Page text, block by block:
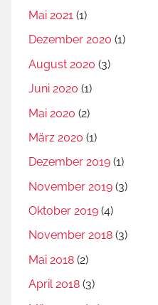
Mai 2021 (1)
Dezember 2020 (1)
August 2020 (3)
Juni 2020 (1)
Mai 2020 (2)
März 2020 (1)
Dezember 2019 (1)
November 2019 (3)
Oktober 2019 (4)
November 2018 (3)
Mai 2018 (2)
April 2018 (3)